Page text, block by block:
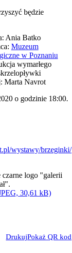
będzie
Ania Batko
Muzeum
w Poznaniu
wymarłego
Marta Navrot
o godzinie 18:00.
wystawy/brzeginki/
30,61 kB)
DrukujPokaż QR kod